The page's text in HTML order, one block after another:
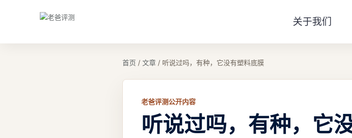
关于我们
首页 / 文章 / 听说过吗，有种，它没有塑料底膜
老爸评测公开内容
听说过吗，有种，它